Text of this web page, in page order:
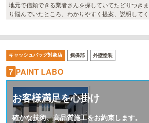
地元で信頼できる業者さんを探していてたどりつき
り悩んでいたところ、わかりやすく提案、説明して
キャッシュバッグ対象店 揖保郡 外壁塗装
7 PAINT LABO
お客様満足を心掛け
確かな技術、高品質施工をお約束します。